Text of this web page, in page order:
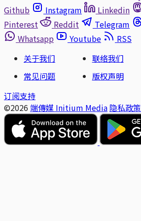
Github
Instagram Linkedin
Pinterest
Reddit Telegram
Whatsapp
Youtube
RSS
关于我们
联络我们
常见问题
版权声明
订阅支持
©2026 端傳媒 Initium Media 隐私政策